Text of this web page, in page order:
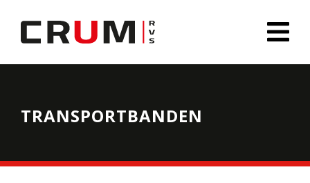
TRANSPORTBANDEN